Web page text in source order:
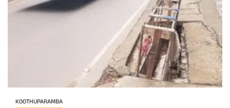
KOOTHUPARAMBA